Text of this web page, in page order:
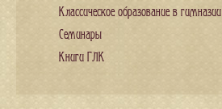
Классическое образование в гимназии
Семинары
Книги ГЛК